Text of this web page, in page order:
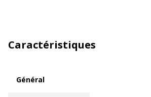
Caractéristiques
Général